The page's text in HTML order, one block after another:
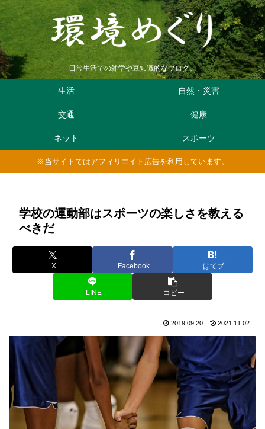
日常生活での雑学や豆知識的なブログ。
生活 自然・災害
交通 健康
ネット スポーツ
※当サイトではアフィリエイト広告を利用しています。
学校の運動部はスポーツの楽しさを教える
べきだ
X Facebook はてブ
LINE コピー
2019.09.20 2021.11.02